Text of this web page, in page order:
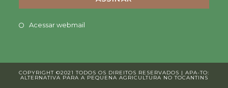
Acessar webmail
new
tab
COPYRIGHT ©2021 TODOS OS DIREITOS RESERVADOS | APA-TO:
ALTERNATIVA PARA A PEQUENA AGRICULTURA NO TOCANTINS